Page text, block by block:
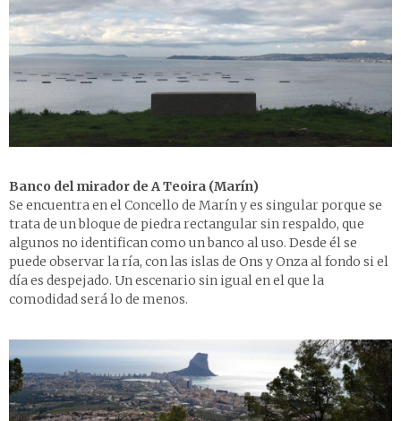
Banco del mirador de A Teoira (Marín)
Se encuentra en el Concello de Marín y es singular porque se
trata de un bloque de piedra rectangular sin respaldo, que
algunos no identifican como un banco al uso. Desde él se
puede observar la ría, con las islas de Ons y Onza al fondo si el
día es despejado. Un escenario sin igual en el que la
comodidad será lo de menos.